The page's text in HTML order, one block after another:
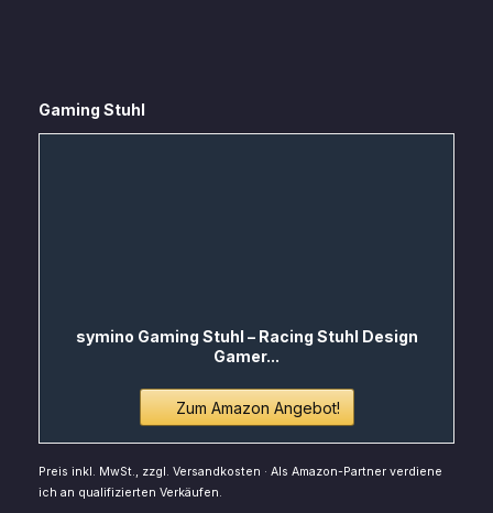
Gaming Stuhl
symino Gaming Stuhl – Racing Stuhl Design
Gamer...
Zum Amazon Angebot!
Preis inkl. MwSt., zzgl. Versandkosten · Als Amazon-Partner verdiene
ich an qualifizierten Verkäufen.